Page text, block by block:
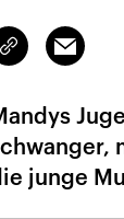
Link
kopieren/teilen
Email
junge